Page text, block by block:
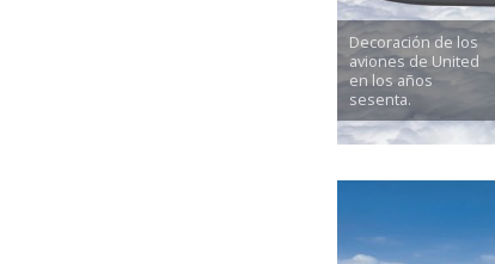
Decoración de los
aviones de United
en los años
sesenta.